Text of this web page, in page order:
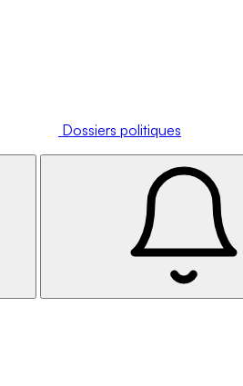
Dossiers politiques